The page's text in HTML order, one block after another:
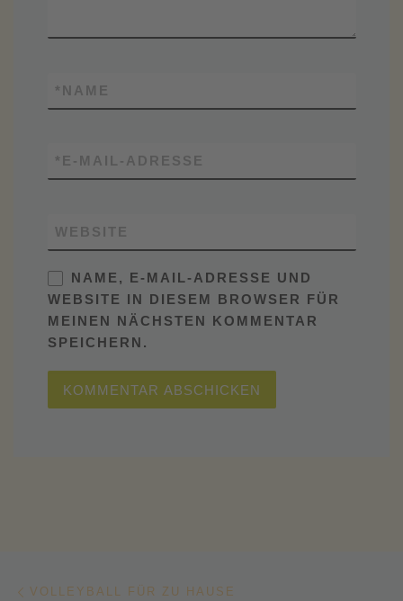
NAME
*
E-MAIL-ADRESSE
*
WEBSITE
NAME, E-MAIL-ADRESSE UND
WEBSITE IN DIESEM BROWSER FÜR
MEINEN NÄCHSTEN KOMMENTAR
SPEICHERN.
Beitragsnavigation
VOLLEYBALL FÜR ZU HAUSE